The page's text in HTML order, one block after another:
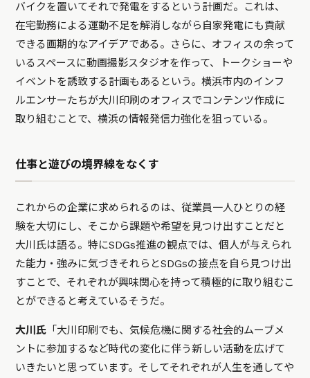
バイクを置いてそれで発電をするという計画だ。これは、
在宅勤務による運動不足を解消しながら自家発電にも貢献
できる画期的なアイデアである。さらに、オフィスの余って
いるスペースに動画撮影スタジオを作って、トークショーや
イベントを誘致する計画もあるという。横浜市内のインフ
ルエンサーたちが大川印刷のオフィスでコンテンツ作成に
取り組むことで、横浜の情報発信力強化を狙っている。
仕事と遊びの境界線をなくす
これからの企業に求められるのは、従業員一人ひとりの経
験を大切にし、そこから課題や希望を見つけ出すことだと
大川氏は語る。特にSDGs推進の観点では、個人が与えられ
た能力・強みに気づきそれらとSDGsの接点を自ら見つけ出
すことで、それぞれが興味関心を持って積極的に取り組むこ
とができると考えているそうだ。
大川氏 「大川印刷でも、気候危機に関する社会的ムーブメ
ントに参加するなど時代の変化に伴う新しい活動を広げて
いきたいと思っています。そしてそれぞれが人生を通してや